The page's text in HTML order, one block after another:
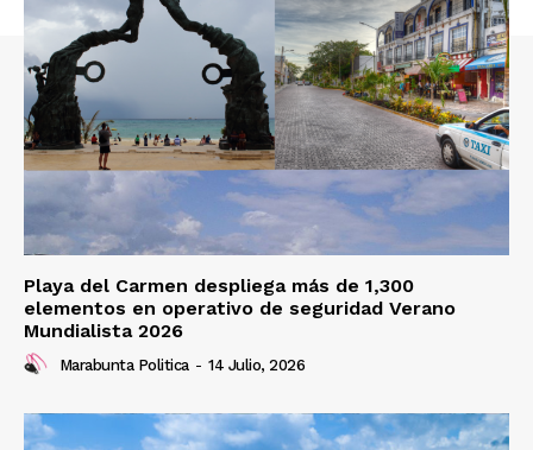
Playa del Carmen despliega más de 1,300
elementos en operativo de seguridad Verano
Mundialista 2026
Marabunta Politica - 14 Julio, 2026